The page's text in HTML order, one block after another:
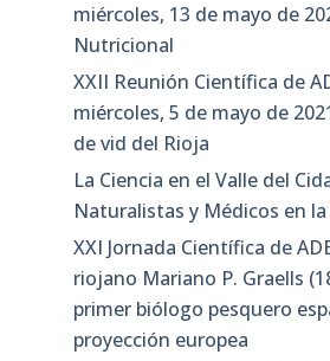
miércoles, 13 de mayo de
Nutricional
XXII Reunión Científica de
miércoles, 5 de mayo de
de vid del Rioja
La Ciencia en el Valle del
Naturalistas y Médicos en
XXI Jornada Científica de
riojano Mariano P. Graells
primer biólogo pesquero
proyección europea